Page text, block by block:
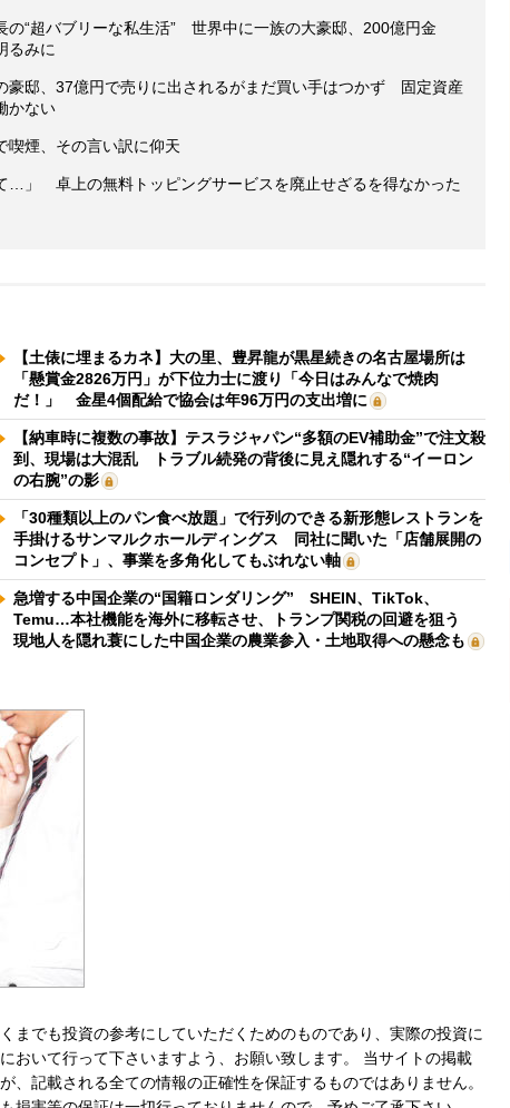
の“超バブリーな私生活” 世界中に一族の大豪邸、200億円金
るみに
豪邸、37億円で売りに出されるがまだ買い手はつかず 固定資産
かない
喫煙、その言い訳に仰天
…」 卓上の無料トッピングサービスを廃止せざるを得なかった
【土俵に埋まるカネ】大の里、豊昇龍が黒星続きの名古屋場所は
「懸賞金2826万円」が下位力士に渡り「今日はみんなで焼肉
だ！」 金星4個配給で協会は年96万円の支出増に
【納車時に複数の事故】テスラジャパン“多額のEV補助金”で注文殺
到、現場は大混乱 トラブル続発の背後に見え隠れする“イーロン
の右腕”の影
「30種類以上のパン食べ放題」で行列のできる新形態レストランを
手掛けるサンマルクホールディングス 同社に聞いた「店舗展開の
コンセプト」、事業を多角化してもぶれない軸
急増する中国企業の“国籍ロンダリング” SHEIN、TikTok、
Temu…本社機能を海外に移転させ、トランプ関税の回避を狙う
現地人を隠れ蓑にした中国企業の農業参入・土地取得への懸念も
までも投資の参考にしていただくためのものであり、実際の投資に
おいて行って下さいますよう、お願い致します。 当サイトの掲載
、記載される全ての情報の正確性を保証するものではありません。